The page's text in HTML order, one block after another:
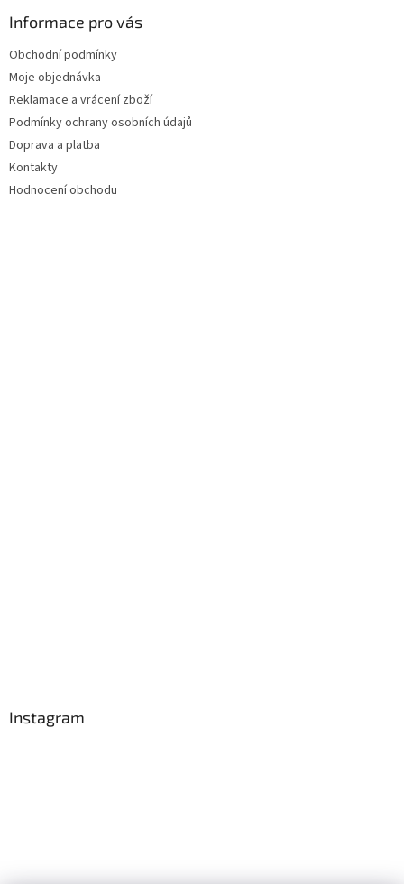
Informace pro vás
Obchodní podmínky
Moje objednávka
Reklamace a vrácení zboží
Podmínky ochrany osobních údajů
Doprava a platba
Kontakty
Hodnocení obchodu
Instagram